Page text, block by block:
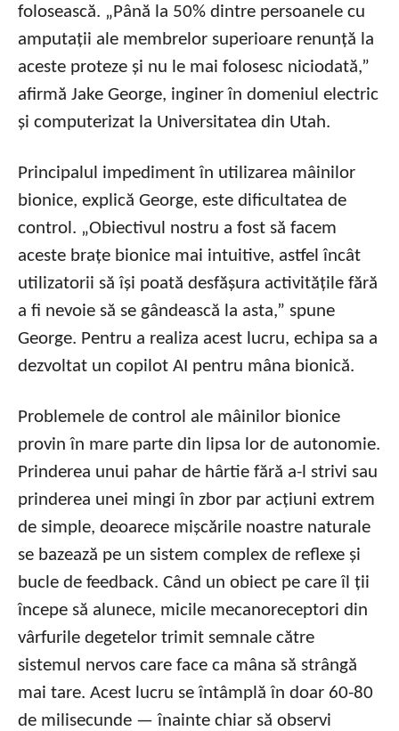
folosească. „Până la 50% dintre persoanele cu
amputații ale membrelor superioare renunță la
aceste proteze și nu le mai folosesc niciodată,”
afirmă Jake George, inginer în domeniul electric
și computerizat la Universitatea din Utah.
Principalul impediment în utilizarea mâinilor
bionice, explică George, este dificultatea de
control. „Obiectivul nostru a fost să facem
aceste brațe bionice mai intuitive, astfel încât
utilizatorii să își poată desfășura activitățile fără
a fi nevoie să se gândească la asta,” spune
George. Pentru a realiza acest lucru, echipa sa a
dezvoltat un copilot AI pentru mâna bionică.
Problemele de control ale mâinilor bionice
provin în mare parte din lipsa lor de autonomie.
Prinderea unui pahar de hârtie fără a-l strivi sau
prinderea unei mingi în zbor par acțiuni extrem
de simple, deoarece mișcările noastre naturale
se bazează pe un sistem complex de reflexe și
bucle de feedback. Când un obiect pe care îl ții
începe să alunece, micile mecanoreceptori din
vârfurile degetelor trimit semnale către
sistemul nervos care face ca mâna să strângă
mai tare. Acest lucru se întâmplă în doar 60-80
de milisecunde — înainte chiar să observi